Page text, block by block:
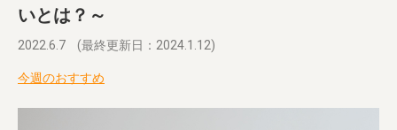
宅配サービスについて
いとは？～
2022.6.7 (最終更新日：2024.1.12)
今週のおすすめ